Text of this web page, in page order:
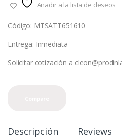
Añadir a la lista de deseos
Código: MTSATT651610
Entrega: Inmediata
Solicitar cotización a
Descripción Reviews